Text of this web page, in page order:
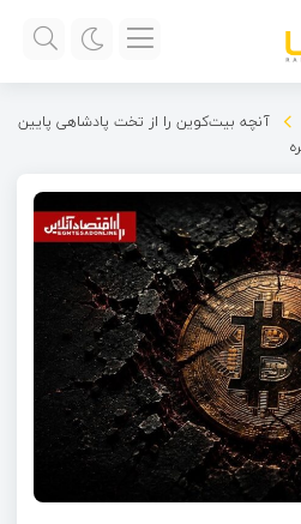
آنچه بیت‌کوین را از تخت پادشاهی پایین